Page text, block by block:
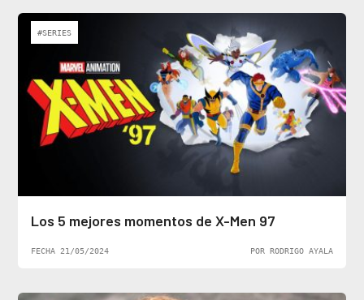
#SERIES
Los 5 mejores momentos de X-Men 97
FECHA 21/05/2024 POR RODRIGO AYALA